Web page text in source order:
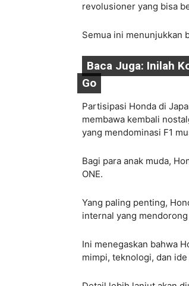
revolusioner yang bisa
Semua ini menunjukkan
Baca Juga: Inilah
Go
Partisipasi Honda di
membawa kembali
yang mendominasi F1
Bagi para anak muda,
ONE.
Yang paling penting,
internal yang
Ini menegaskan bahwa
mimpi, teknologi, dan